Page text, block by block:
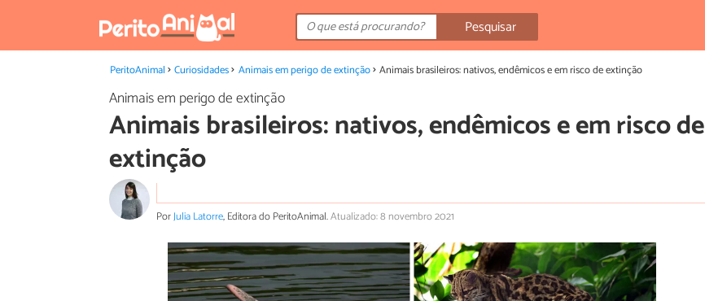
Pesquisar
PeritoAnimal Curiosidades Animais em perigo de extinção Animais brasileiros: nativos, endêmicos e em risco de extinção
Animais em perigo de extinção
Animais brasileiros: nativos, endêmicos e em risco de
extinção
PorJulia Latorre, Editora do PeritoAnimal.Atualizado: 8 novembro 2021